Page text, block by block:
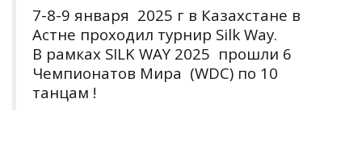
7-8-9 января 2025 г в Казахстане в
Астне проходил турнир Silk Way.
В рамках SILK WAY 2025 прошли 6
Чемпионатов Мира (WDC) по 10
танцам !